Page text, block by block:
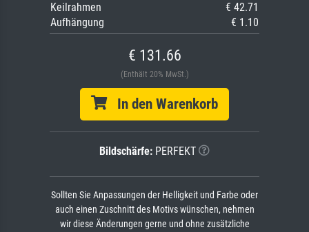
Keilrahmen
€ 42.71
Aufhängung
€ 1.10
€ 131.66
(Enthält 20% MwSt.)
In den Warenkorb
Bildschärfe: PERFEKT
Sollten Sie Anpassungen der Helligkeit und Farbe oder
auch einen Zuschnitt des Motivs wünschen, nehmen
wir diese Änderungen gerne und ohne zusätzliche